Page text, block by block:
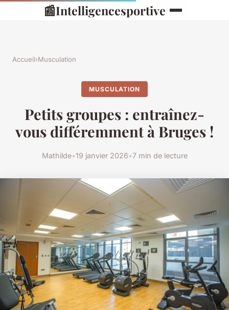
📰Intelligencesportive
Accueil›Musculation
MUSCULATION
Petits groupes : entraînez-
vous différemment à Bruges !
Mathilde•19 janvier 2026•7 min de lecture